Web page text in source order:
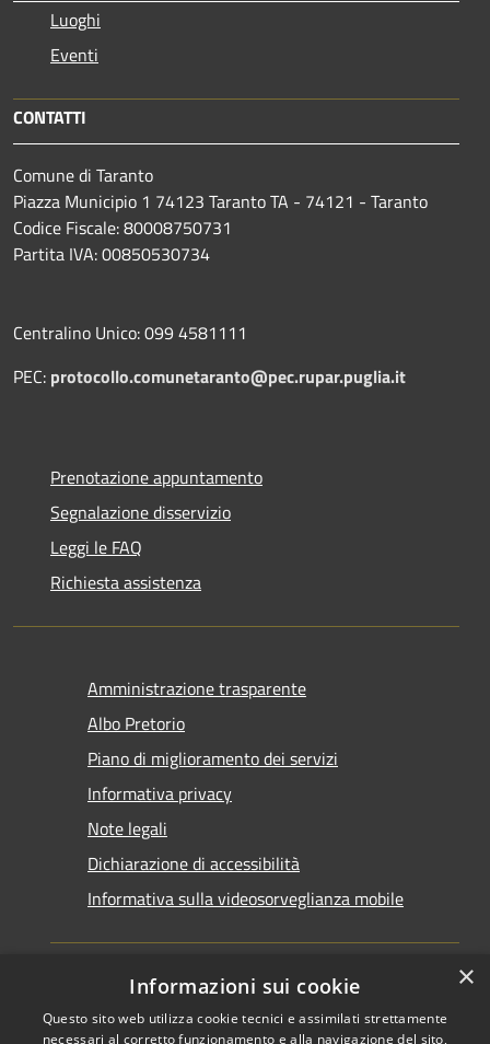
Luoghi
Eventi
CONTATTI
Comune di Taranto
Piazza Municipio 1 74123 Taranto TA - 74121 - Taranto
Codice Fiscale: 80008750731
Partita IVA: 00850530734
Centralino Unico: 099 4581111
PEC: protocollo.comunetaranto@pec.rupar.puglia.it
Prenotazione appuntamento
Segnalazione disservizio
Leggi le FAQ
Richiesta assistenza
Amministrazione trasparente
Albo Pretorio
Piano di miglioramento dei servizi
Informativa privacy
Note legali
Dichiarazione di accessibilità
Informativa sulla videosorveglianza mobile
RSS Copyright © 2026 • Comune di
×
Informazioni sui cookie
Questo sito web utilizza cookie tecnici e assimilati strettamente
necessari al corretto funzionamento e alla navigazione del sito,